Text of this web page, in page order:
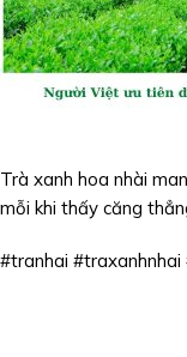
Trà xanh hoa nhài
mỗi khi thấy căng
#tranhai